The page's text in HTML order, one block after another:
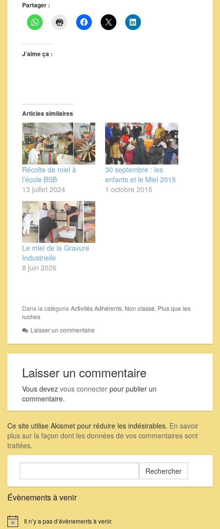
Partager :
J’aime ça :
Articles similaires
Récolte de miel à
l’école BSB
13 juillet 2024
30 septembre : les
enfants et le Miel 2015
1 octobre 2015
Le miel de la Gravure
Industrielle
8 juin 2026
Dans la catégorie Activités Adhérents, Non classé, Plus que les
ruches
Laisser un commentaire
Laisser un commentaire
Vous devez vous connecter pour publier un
commentaire.
Ce site utilise Akismet pour réduire les indésirables. En savoir
plus sur la façon dont les données de vos commentaires sont
traitées.
Évènements à venir
Notice Il n’y a pas d’évènements à venir.